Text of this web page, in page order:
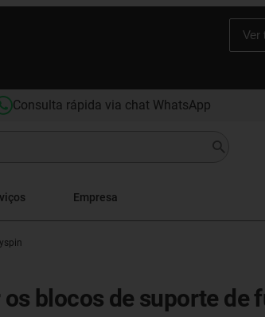
Ver
Consulta rápida via chat WhatsApp
Empresa
blocos de suporte